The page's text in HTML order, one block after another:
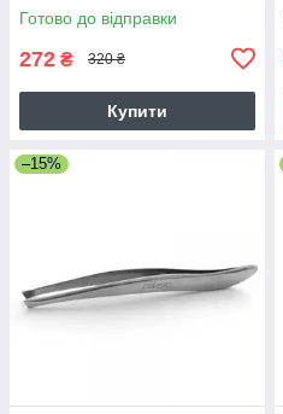
Готово до відправки
272 ₴ 320 ₴
Купити
–15%